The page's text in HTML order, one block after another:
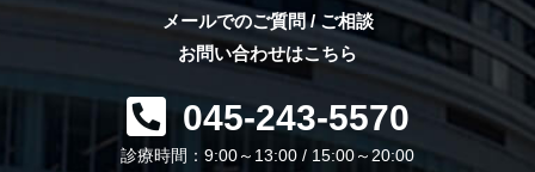
メールでのご質問 / ご相談
お問い合わせはこちら
045-243-5570
診療時間：9:00～13:00 / 15:00～20:00